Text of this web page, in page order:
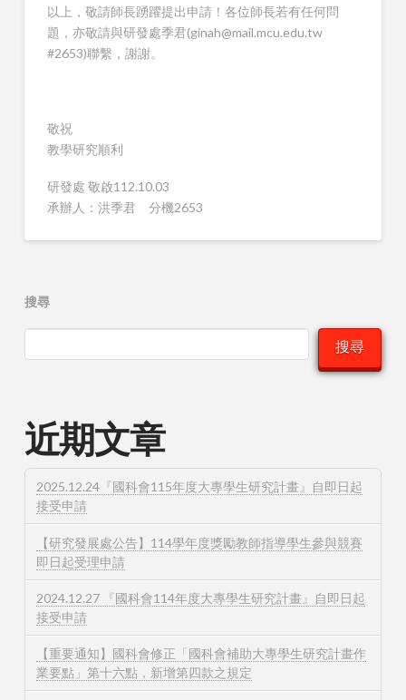
以上，敬請師長踴躍提出申請！各位師長若有任何問
題，亦敬請與研發處季君(ginah@mail.mcu.edu.tw
#2653)聯繫，謝謝。
敬祝
教學研究順利
研發處 敬啟112.10.03
承辦人：洪季君 分機2653
搜尋
搜尋
近期文章
2025.12.24『國科會115年度大專學生研究計畫』自即日起
接受申請
【研究發展處公告】114學年度獎勵教師指導學生參與競賽
即日起受理申請
2024.12.27 『國科會114年度大專學生研究計畫』自即日起
接受申請
【重要通知】國科會修正「國科會補助大專學生研究計畫作
業要點」第十六點，新增第四款之規定